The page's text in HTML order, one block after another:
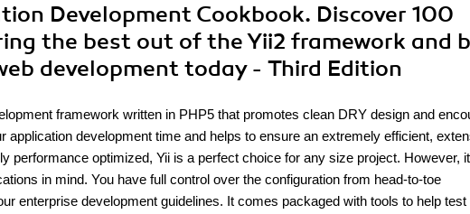
Development Cookbook. Discover 100
the best out of the Yii2 framework and
development today - Third Edition
framework written in PHP5 that promotes clean DRY design and
application development time and helps to ensure an extremely efficient,
performance optimized, Yii is a perfect choice for any size project. However,
in mind. You have full control over the configuration from head-to-toe
enterprise development guidelines. It comes packaged with tools to help test